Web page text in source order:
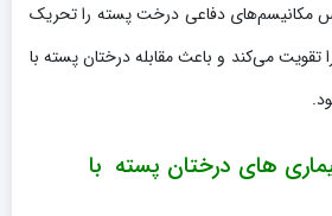
مکانیسم‌های دفاعی درخت پسته را تحریک
تقویت می‌کند و باعث مقابله درختان پسته با
های درختان پسته با